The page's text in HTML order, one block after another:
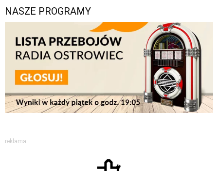
NASZE PROGRAMY
reklama